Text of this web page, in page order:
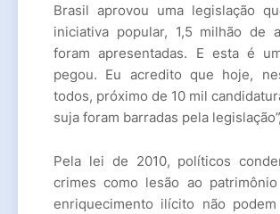
Brasil aprovou uma legislação
iniciativa popular, 1,5 milhão de
foram apresentadas. E esta é
pegou. Eu acredito que hoje,
todos, próximo de 10 mil
suja foram barradas pela
Pela lei de 2010, políticos
crimes como lesão ao
enriquecimento ilícito não